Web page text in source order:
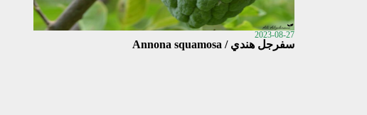
2023-08-27
سفرجل هندي / Annona squamosa